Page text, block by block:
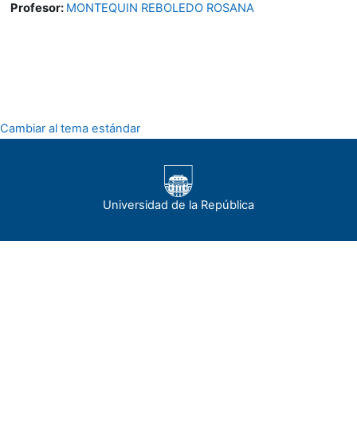
Profesor: MONTEQUIN REBOLEDO ROSANA
Cambiar al tema estándar
Universidad de la República